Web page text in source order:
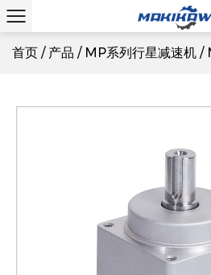
首页 / 产品 / MP系列行星减速机 /